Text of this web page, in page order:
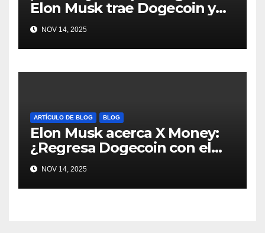
Elon Musk trae Dogecoin y
más al mundo de pagos
#Crypto #Dogecoin
NOV 14, 2025
ARTÍCULO DE BLOG BLOG
Elon Musk acerca X Money:
¿Regresa Dogecoin con el
nuevo pago nativo? #Cripto
#Dogecoin
NOV 14, 2025